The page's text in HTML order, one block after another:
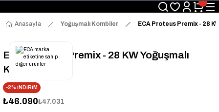
Üyelerimize Özel "uye2026" Koduyla Sepette Ekstra %3 İndirim
KAZAN-KASKAD İÇİN TEK ADRES
Anasayfa
Yoğuşmalı Kombiler ECA Proteus Premix - 28
ECA Proteus Premix - 28 KW Yoğuşmalı
Kombi
-2% İNDİRİM
₺46.090₺47.031